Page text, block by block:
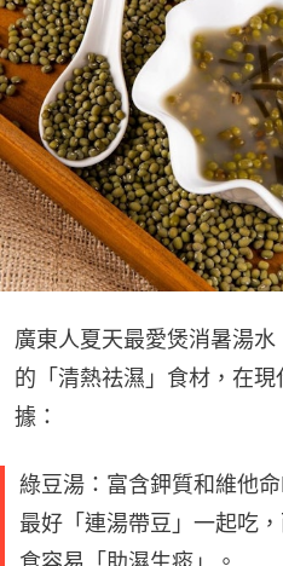
廣東人夏天最愛煲消暑湯
的「清熱祛濕」食材，在
據：
綠豆湯：富含鉀質和維他
最好「連湯帶豆」一起吃